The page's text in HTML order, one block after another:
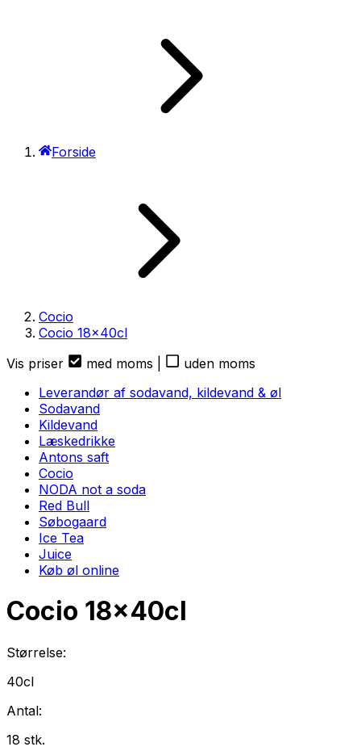
Forside
Cocio
Cocio 18x40cl
Vis priser
med moms
uden moms
Leverandør af sodavand, kildevand & øl
Sodavand
Kildevand
Læskedrikke
Antons saft
Cocio
NODA not a soda
Red Bull
Søbogaard
Ice Tea
Juice
Køb øl online
Cocio 18x40cl
Størrelse:
40cl
Antal:
18 stk.